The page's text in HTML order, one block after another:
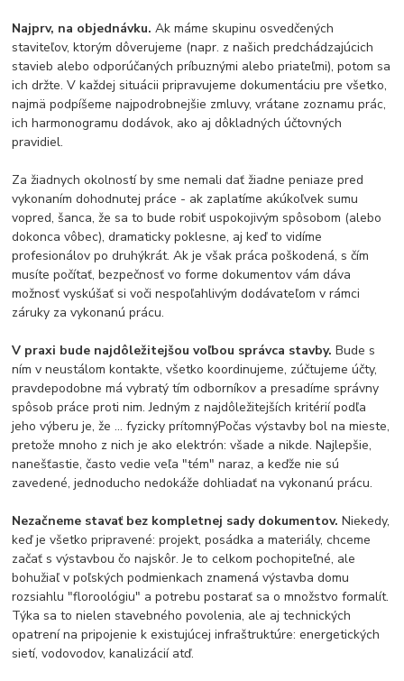
Najprv, na objednávku.Ak máme skupinu osvedčených
staviteľov, ktorým dôverujeme (napr. z našich predchádzajúcich
stavieb alebo odporúčaných príbuznými alebo priateľmi), potom sa
ich držte. V každej situácii pripravujeme dokumentáciu pre všetko,
najmä podpíšeme najpodrobnejšie zmluvy, vrátane zoznamu prác,
ich harmonogramu dodávok, ako aj dôkladných účtovných
pravidiel.
Za žiadnych okolností by sme nemali dať žiadne peniaze pred
vykonaním dohodnutej práce - ak zaplatíme akúkoľvek sumu
vopred, šanca, že sa to bude robiť uspokojivým spôsobom (alebo
dokonca vôbec), dramaticky poklesne, aj keď to vidíme
profesionálov po druhýkrát. Ak je však práca poškodená, s čím
musíte počítať, bezpečnosť vo forme dokumentov vám dáva
možnosť vyskúšať si voči nespoľahlivým dodávateľom v rámci
záruky za vykonanú prácu.
V praxi bude najdôležitejšou voľbou správca stavby.Bude s
ním v neustálom kontakte, všetko koordinujeme, zúčtujeme účty,
pravdepodobne má vybratý tím odborníkov a presadíme správny
spôsob práce proti nim. Jedným z najdôležitejších kritérií podľa
jeho výberu je, že ... fyzicky prítomnýPočas výstavby bol na mieste,
pretože mnoho z nich je ako elektrón: všade a nikde. Najlepšie,
nanešťastie, často vedie veľa "tém" naraz, a keďže nie sú
zavedené, jednoducho nedokáže dohliadať na vykonanú prácu.
Nezačneme stavať bez kompletnej sady dokumentov.Niekedy,
keď je všetko pripravené: projekt, posádka a materiály, chceme
začať s výstavbou čo najskôr. Je to celkom pochopiteľné, ale
bohužiaľ v poľských podmienkach znamená výstavba domu
rozsiahlu "floroológiu" a potrebu postarať sa o množstvo formalít.
Týka sa to nielen stavebného povolenia, ale aj technických
opatrení na pripojenie k existujúcej infraštruktúre: energetických
sietí, vodovodov, kanalizácií atď.